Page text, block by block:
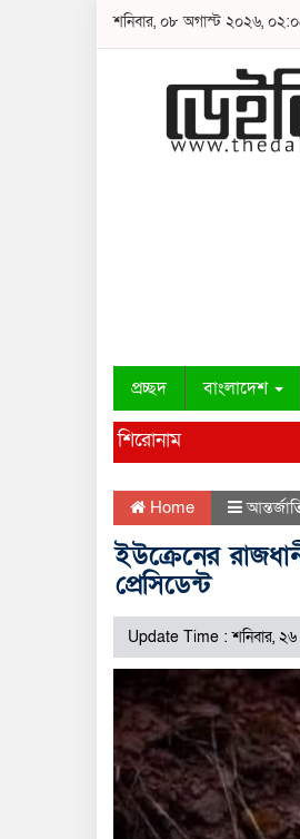
শনিবার, ০৮ অগাস্ট ২০২৬,
প্রচ্ছদ বাংলাদেশ
শিরোনাম
Home
ইউক্রেনের
প্রেসিডেন্ট
Update Time : শনিবার, ২৬